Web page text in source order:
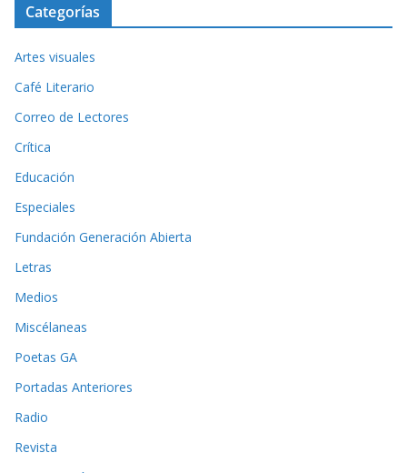
Categorías
Artes visuales
Café Literario
Correo de Lectores
Crítica
Educación
Especiales
Fundación Generación Abierta
Letras
Medios
Miscélaneas
Poetas GA
Portadas Anteriores
Radio
Revista